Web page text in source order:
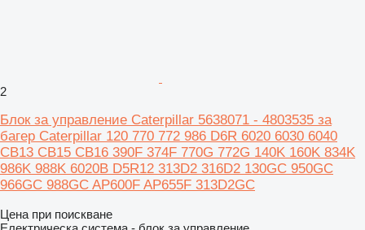
2
Блок за управление Caterpillar 5638071 - 4803535 за
багер Caterpillar 120 770 772 986 D6R 6020 6030 6040
CB13 CB15 CB16 390F 374F 770G 772G 140K 160K 834K
986K 988K 6020B D5R12 313D2 316D2 130GC 950GC
966GC 988GC AP600F AP655F 313D2GC
Цена при поискване